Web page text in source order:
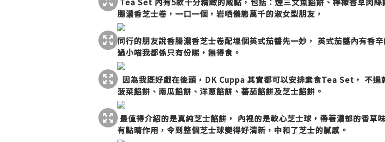
腸濃香芝士卷， 一口一個，岩哂儀態萬千的淑女型朋友，
同行的朋友說香腸濃香芝士卷配埋個英式茄醬先一妙， 英式茄醬內有香
過小喵我都係只有份睇，無得食。
因為我既好戲在後頭，DK Cuppa 其實都可以安排素食Tea Set， 不
菠菜餡餅、南瓜餡餅、洋蔥餡餅、蕃茄餡餅及芝士餡餅。
最值得介紹的是真純芝士餡餅， 內裡的是軟心芝士球，帶著濃郁的香草
有點晴作用，令到整個芝士球變得好清新，中和了芝士的膩感。